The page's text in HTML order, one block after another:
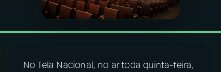
VIDEOCASTS
No Tela Nacional, no ar toda quinta-feira,